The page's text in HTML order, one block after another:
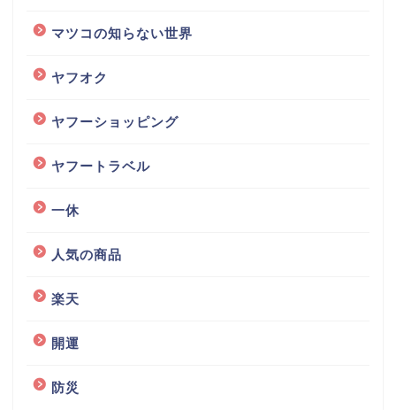
マツコの知らない世界
ヤフオク
ヤフーショッピング
ヤフートラベル
一休
人気の商品
楽天
開運
防災